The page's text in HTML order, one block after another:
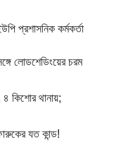
প্রশাসনিক কর্মকর্তা
লোডশেডিংয়ের চরম
৪ কিশোর থানায়;
যত কান্ড!